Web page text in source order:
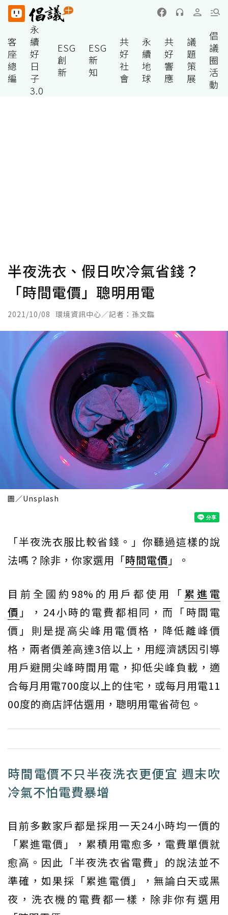
客
座
總
編
永
續
好
日
子
3.0
ESG
創
新
ESG
新
知
共
好
社
會
永
續
地
球
共
好
響
應
議
題
策
展
倡
議
圈
活
動
半夜洗衣、假日吹冷氣省錢？
「時間電價」聰明用電
2021/10/08 環境資訊中心／記者：孫文臨
圖／Unsplash
「半夜洗衣服比較省錢。」你聽過這樣的說
法嗎？除非，你家選用「時間電價 」。
目前全國約98%的用戶都使用「 累進電
價 」，24小時的電費都相同，而「時間電
價」則是提高尖峰用電價格，降低離峰價
格，兩者價差高達3倍以上，用經濟誘因引導
用戶避開尖峰時間用電，抑低尖峰負載，適
合每月用電700度以上的住宅，或每月用電11
00度的商店評估選用，聰明用電省荷包。
時間電價不只半夜洗衣更便宜 週末吹
冷氣不怕電費暴增
目前多數家戶都是採用一天24小時均一價的
「累進電價」，累積用電愈多，電費單價就
愈高。因此「半夜洗衣省電費」的說法並不
準確，如果採「累進電價」，無論白天或黑
夜，洗衣機的電費都一樣，除非你有選用